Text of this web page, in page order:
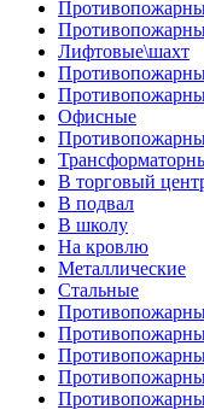
Лифтовые\шахт
Офисные
В торговый
В подвал
В школу
На кровлю
Металлические
Стальные